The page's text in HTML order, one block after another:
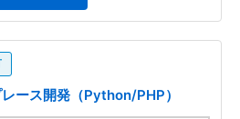
ース開発（Python/PHP）